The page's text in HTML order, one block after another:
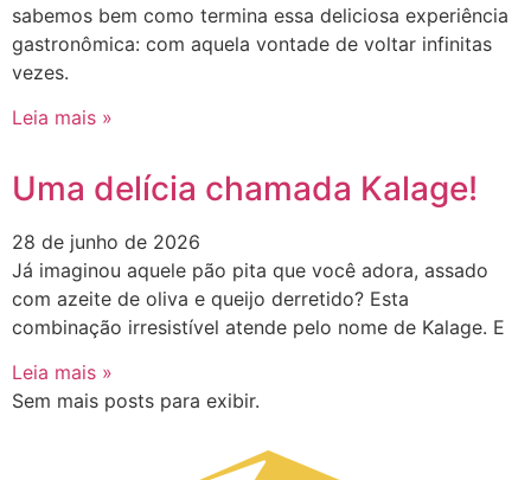
sabemos bem como termina essa deliciosa experiência
gastronômica: com aquela vontade de voltar infinitas
vezes.
Leia mais »
Uma delícia chamada Kalage!
28 de junho de 2026
Já imaginou aquele pão pita que você adora, assado
com azeite de oliva e queijo derretido? Esta
combinação irresistível atende pelo nome de Kalage. E
Leia mais »
Sem mais posts para exibir.